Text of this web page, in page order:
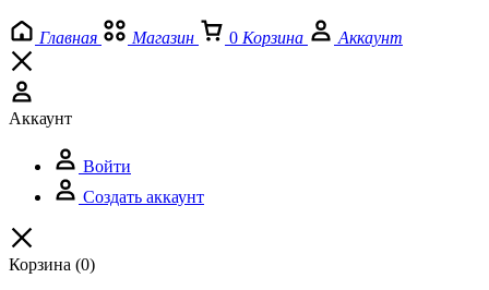
Главная Магазин 0 Корзина Аккаунт
Аккаунт
Войти
Создать аккаунт
Корзина (0)